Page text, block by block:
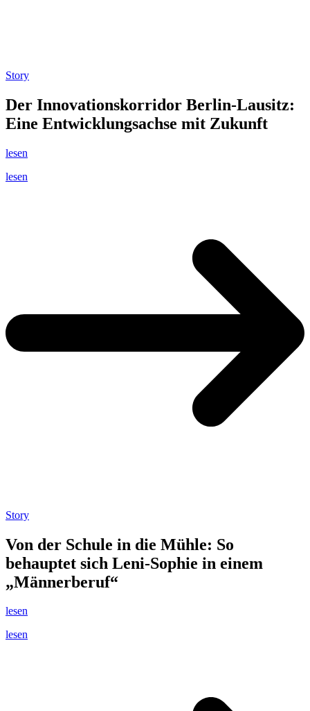
Story
Der Innovationskorridor Berlin-Lausitz:
Eine Entwicklungsachse mit Zukunft
lesen
lesen
Story
Von der Schule in die Mühle: So
behauptet sich Leni-Sophie in einem
„Männerberuf“
lesen
lesen